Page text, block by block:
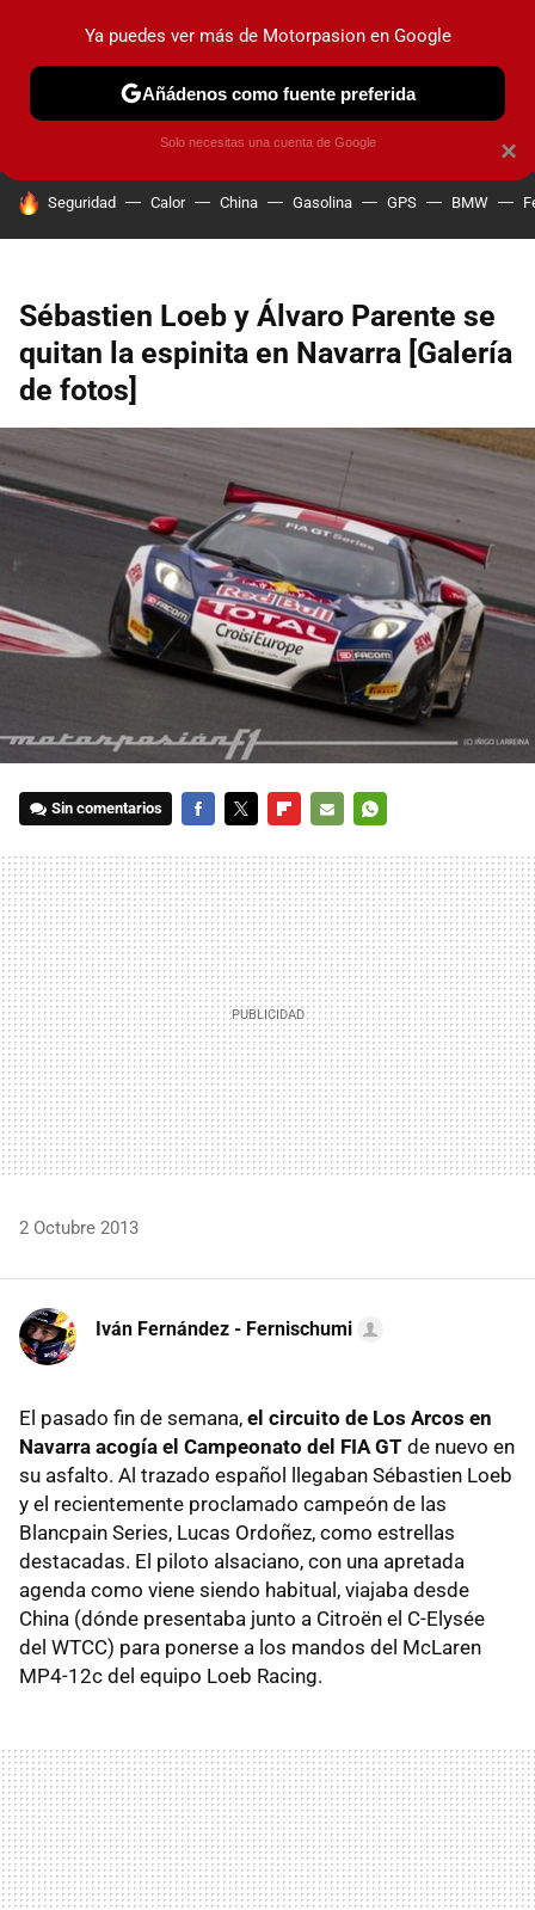
PRUEBAS COCHES ELÉCTRICOS OBSERVATORIO
HOY SE HABLA DE
Seguridad Calor China Gasolina GPS BMW
Sébastien Loeb y Álvaro Parente se
quitan la espinita en Navarra [Galería
de fotos]
Sin comentarios
MAIL
2 Octubre 2013
Iván Fernández - Fernischumi
El pasado fin de semana, el circuito de Los Arcos en
Navarra acogía el Campeonato del FIA GT de nuevo en
su asfalto. Al trazado español llegaban Sébastien Loeb
y el recientemente proclamado campeón de las
Blancpain Series, Lucas Ordoñez, como estrellas
destacadas. El piloto alsaciano, con una apretada
agenda como viene siendo habitual, viajaba desde
China (dónde presentaba junto a Citroën el C-Elysée
del WTCC) para ponerse a los mandos del McLaren
MP4-12c del equipo Loeb Racing.
×
Ya puedes ver más de Motorpasion en Google
Añádenos como fuente preferida
Solo necesitas una cuenta de Google